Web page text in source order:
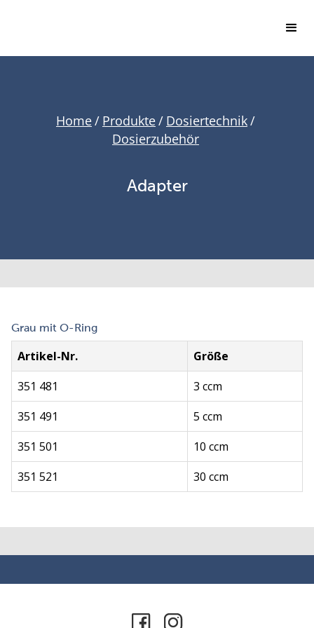
Home/ Produkte/ Dosiertechnik/
Dosierzubehör
Adapter
Grau mit O-Ring
Artikel-Nr.
Größe
351 481
3 ccm
351 491
5 ccm
351 501
10 ccm
351 521
30 ccm